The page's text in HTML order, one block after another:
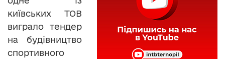
київських ТОВ
виграло тендер
на будівництво
спортивного